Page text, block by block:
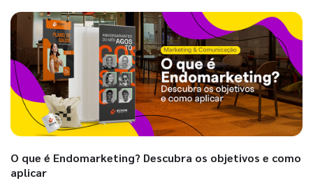
O que é Endomarketing? Descubra os objetivos e como
aplicar